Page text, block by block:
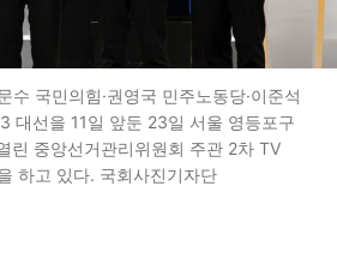
수 국민의힘·권영국 민주노동당·이준석
대선을 11일 앞둔 23일 서울 영등포구
린 중앙선거관리위원회 주관 2차 TV
하고 있다. 국회사진기자단